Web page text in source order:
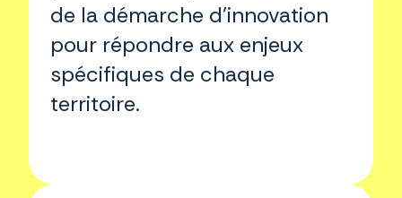
de la démarche d'innovation
pour répondre aux enjeux
spécifiques de chaque
territoire.